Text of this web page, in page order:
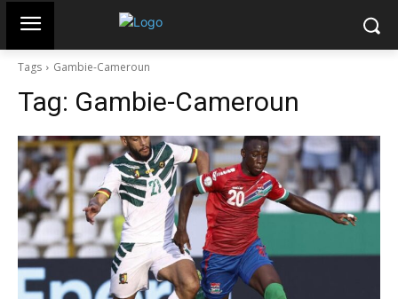
Tags Gambie-Cameroun
Tag: Gambie-Cameroun